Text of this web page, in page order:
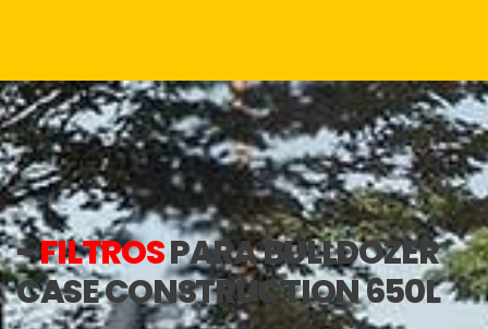
-FILTROSPARA BULLDOZER
CASE CONSTRUCTION 650L